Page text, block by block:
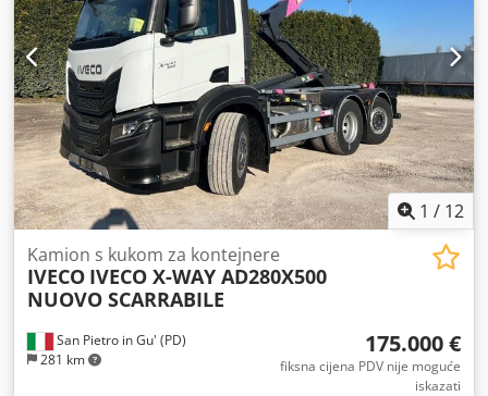
1 / 12
San Pietro in Gu' (PD)
281 km
Kamion s kukom za kontejnere
IVECO IVECO X-WAY AD280X500
NUOVO SCARRABILE
175.000 €
fiksna cijena PDV nije moguće
iskazati